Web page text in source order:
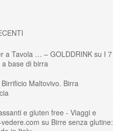
a Tavola … – GOLDDRINKsu I 7
base di birra
Birrificio Maltovivo. Birra
e gluten free - Viaggi e
su Birre senza glutine: